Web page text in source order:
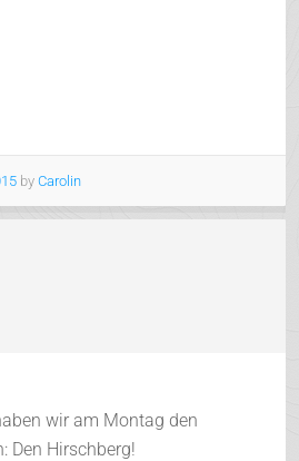
by Carolin
wir am Montag den
Den Hirschberg!